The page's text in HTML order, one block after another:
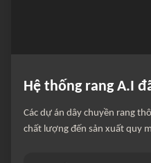
Hệ thống rang A.I
Các dự án dây chuyền rang
chất lượng đến sản xuất quy